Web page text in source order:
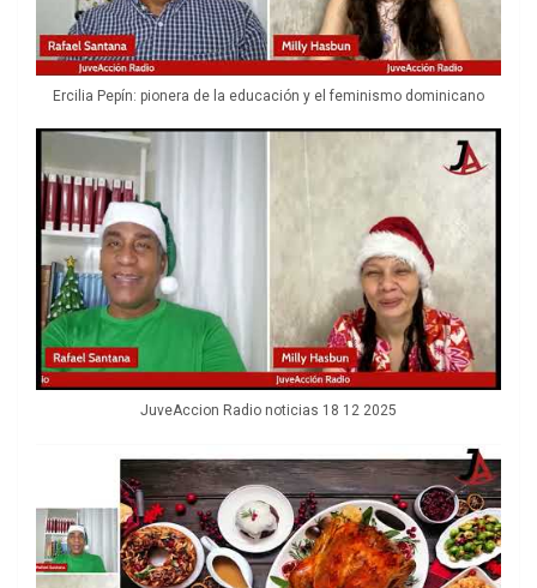
Ercilia Pepín: pionera de la educación y el feminismo dominicano
JuveAccion Radio noticias 18 12 2025